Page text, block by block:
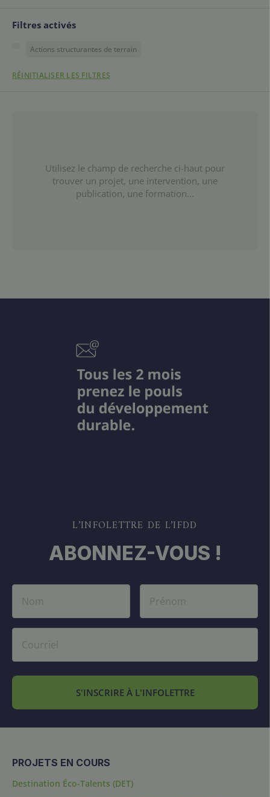
Filtres activés
Actions structurantes de terrain
RÉINITIALISER LES FILTRES
Utilisez le champ de recherche ci-haut pour
trouver un projet, une intervention, une
publication, une formation...
L’INFOLETTRE DE L’IFDD
ABONNEZ-VOUS !
S'INSCRIRE À L'INFOLETTRE
PROJETS EN COURS
Destination Éco-Talents (DET)